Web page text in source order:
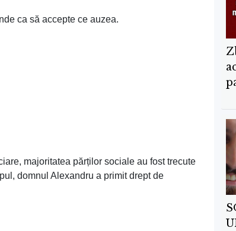
ca să accepte ce auzea.
majoritatea părților sociale au fost trecute
domnul Alexandru a primit drept de